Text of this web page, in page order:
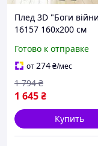
Плед 3D "Боги
16157 160х200 см
Готово к отправке
от274₴/мес
1 645₴
1 794 ₴
Купить